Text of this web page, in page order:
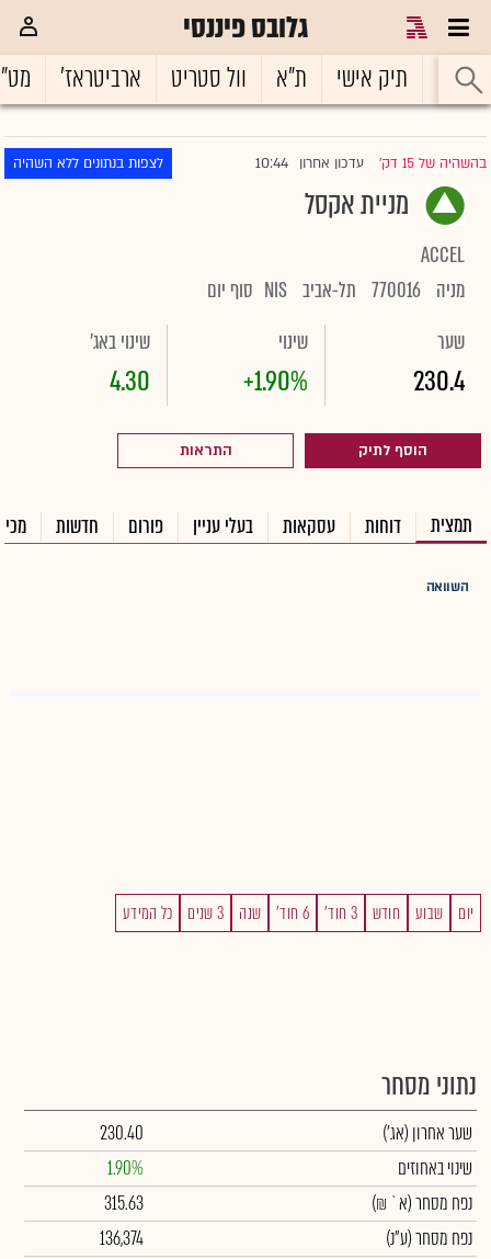
גלובס פיננסי
ראשי תיק אישי ת"א וול סטריט ארביטראז'
בהשהיה של 15 דק' |עדכון אחרון 10:44 לצפות בנתונים ללא השהיה
מניית אקסל
ACCEL
מניה 770016 תל-אביב NIS סוף יום
שער
230.4
שינוי
+1.90%
שינוי באג'
4.30
הוסף לתיק התראות
תמצית דוחות עסקאות בעלי עניין פורום חדשות
השוואה
יום שבוע חודש 3 חוד' 6 חוד' שנה 3 שנים כל המידע
נתוני מסחר
שער אחרון (אג')
230.40
שינוי באחוזים
1.90%
נפח מסחר(א` ₪)
315.63
נפח מסחר(ע"נ)
136,374